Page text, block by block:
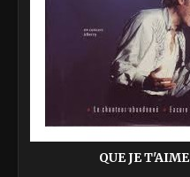
QUE JE T'AIME